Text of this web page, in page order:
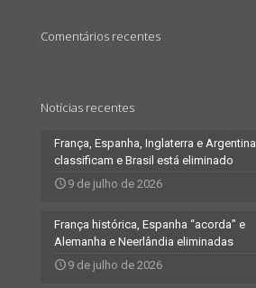
Comentários recentes
Notícias recentes
França, Espanha, Inglaterra e Argentina
classificam e Brasil está eliminado
9 de julho de 2026
França histórica, Espanha “acorda” e
Alemanha e Neerlândia eliminadas
9 de julho de 2026